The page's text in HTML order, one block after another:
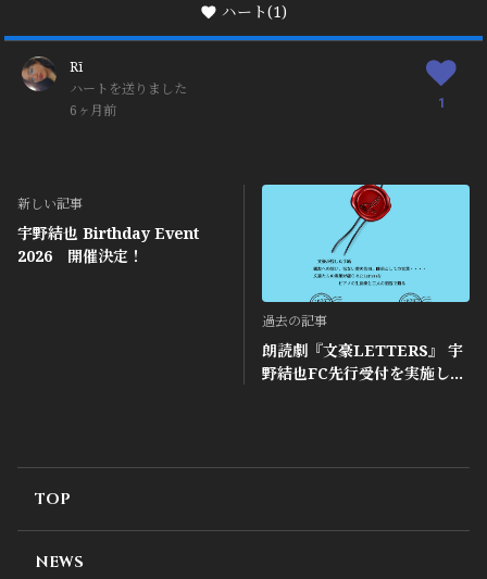
ハート(1)
Rī
ハートを送りました
6ヶ月前
1
新しい記事
宇野結也 Birthday Event
2026 開催決定！
過去の記事
朗読劇『文豪LETTERS』 宇
野結也FC先行受付を実施しま
TOP
NEWS